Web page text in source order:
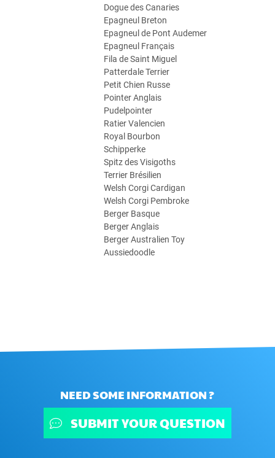
Dogue des Canaries
Epagneul Breton
Epagneul de Pont Audemer
Epagneul Français
Fila de Saint Miguel
Patterdale Terrier
Petit Chien Russe
Pointer Anglais
Pudelpointer
Ratier Valencien
Royal Bourbon
Schipperke
Spitz des Visigoths
Terrier Brésilien
Welsh Corgi Cardigan
Welsh Corgi Pembroke
Berger Basque
Berger Anglais
Berger Australien Toy
Aussiedoodle
NEED SOME INFORMATION ?
SUBMIT YOUR QUESTION